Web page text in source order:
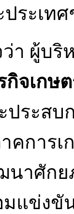
ระเท
า ผู้บริ
กิจเกษ
ประส
คการเ
นาศัก
แข่งขั